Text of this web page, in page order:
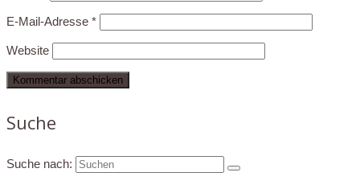
E-Mail-Adresse *
Website
Suche
Suche nach: